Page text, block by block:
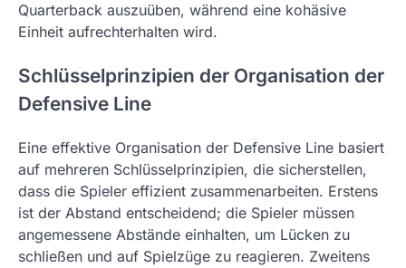
Quarterback auszuüben, während eine kohäsive
Einheit aufrechterhalten wird.
Schlüsselprinzipien der Organisation der
Defensive Line
Eine effektive Organisation der Defensive Line basiert
auf mehreren Schlüsselprinzipien, die sicherstellen,
dass die Spieler effizient zusammenarbeiten. Erstens
ist der Abstand entscheidend; die Spieler müssen
angemessene Abstände einhalten, um Lücken zu
schließen und auf Spielzüge zu reagieren. Zweitens